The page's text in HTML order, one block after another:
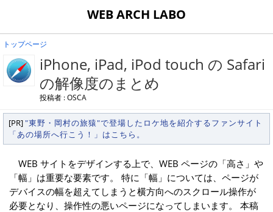
WEB ARCH LABO
トップページ
iPhone, iPad, iPod touch の Safari
の解像度のまとめ
投稿者 : OSCA
[PR]"東野・岡村の旅猿"で登場したロケ地を紹介するファンサイト
「あの場所へ行こう！」はこちら。
WEB サイトをデザインする上で、WEB ページの「高さ」や
「幅」は重要な要素です。 特に「幅」については、ページが
デバイスの幅を超えてしまうと横方向へのスクロール操作が
必要となり、操作性の悪いページになってしまいます。 本稿